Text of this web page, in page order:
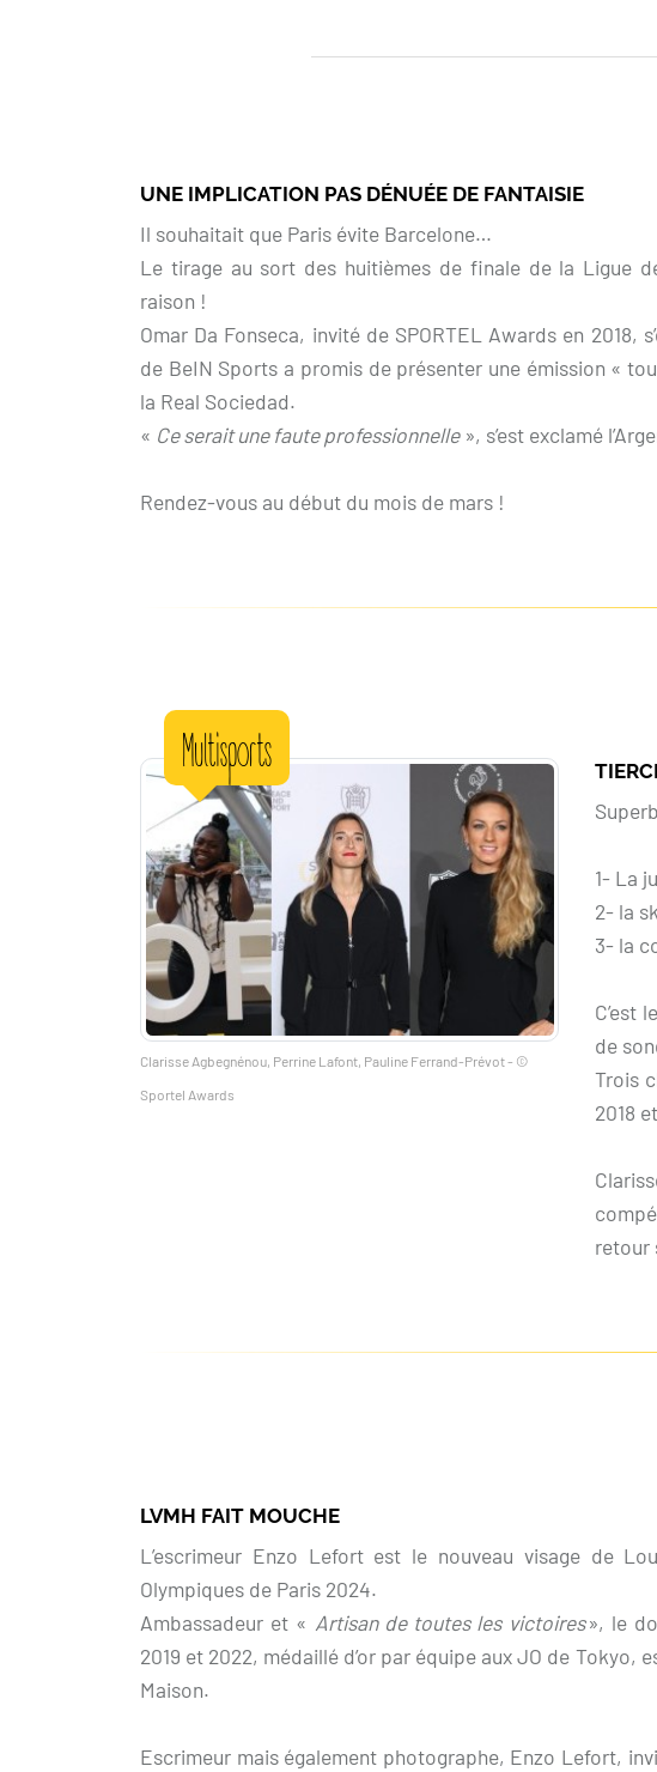
UNE IMPLICATION PAS DÉNUÉE DE FANTAISIE
Il souhaitait que Paris évite Barcelone…
Le tirage au sort des huitièmes de finale de la Ligue
raison !
Omar Da Fonseca, invité de SPORTEL Awards en 2018,
de BeIN Sports a promis de présenter une émission «
la Real Sociedad.
« Ce serait une faute professionnelle», s’est exclamé
Rendez-vous au début du mois de mars !
Clarisse Agbegnénou, Perrine Lafont, Pauline Ferrand-Prévot - ©
Sportel Awards
Multisports
1- La
2- la
3- la
C’est
de
Trois
2018
retour
LVMH FAIT MOUCHE
L’escrimeur Enzo Lefort est le nouveau visage de
Olympiques de Paris 2024.
Ambassadeur et « Artisan de toutes les victoires», le
2019 et 2022, médaillé d’or par équipe aux JO de Tokyo,
Maison.
Escrimeur mais également photographe, Enzo Lefort,